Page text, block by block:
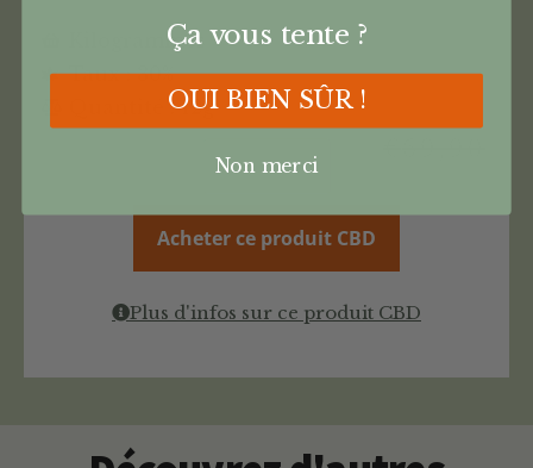
Kilogrammes
Taux : 30%
Quantité : 12g
Acheter ce produit CBD
Plus d'infos sur ce produit CBD
Ça vous tente ?
OUI BIEN SÛR !
Non merci